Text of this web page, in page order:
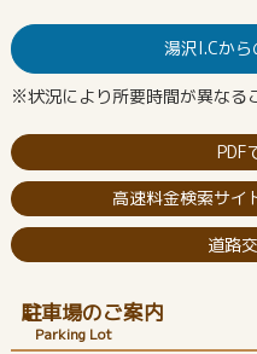
湯沢I.Cか
※状況により所要時間が異なる
PDF
高速料金検索サイ
道路
駐車場のご案内
Parking Lot